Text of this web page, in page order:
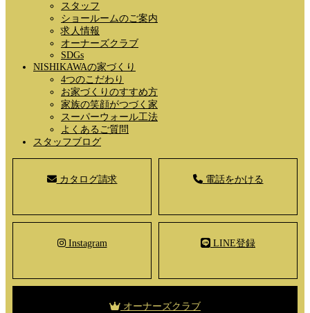
スタッフ
ショールームのご案内
求人情報
オーナーズクラブ
SDGs
NISHIKAWAの家づくり
4つのこだわり
お家づくりのすすめ方
家族の笑顔がつづく家
スーパーウォール工法
よくあるご質問
スタッフブログ
カタログ請求 電話をかける
Instagram LINE登録
オーナーズクラブ